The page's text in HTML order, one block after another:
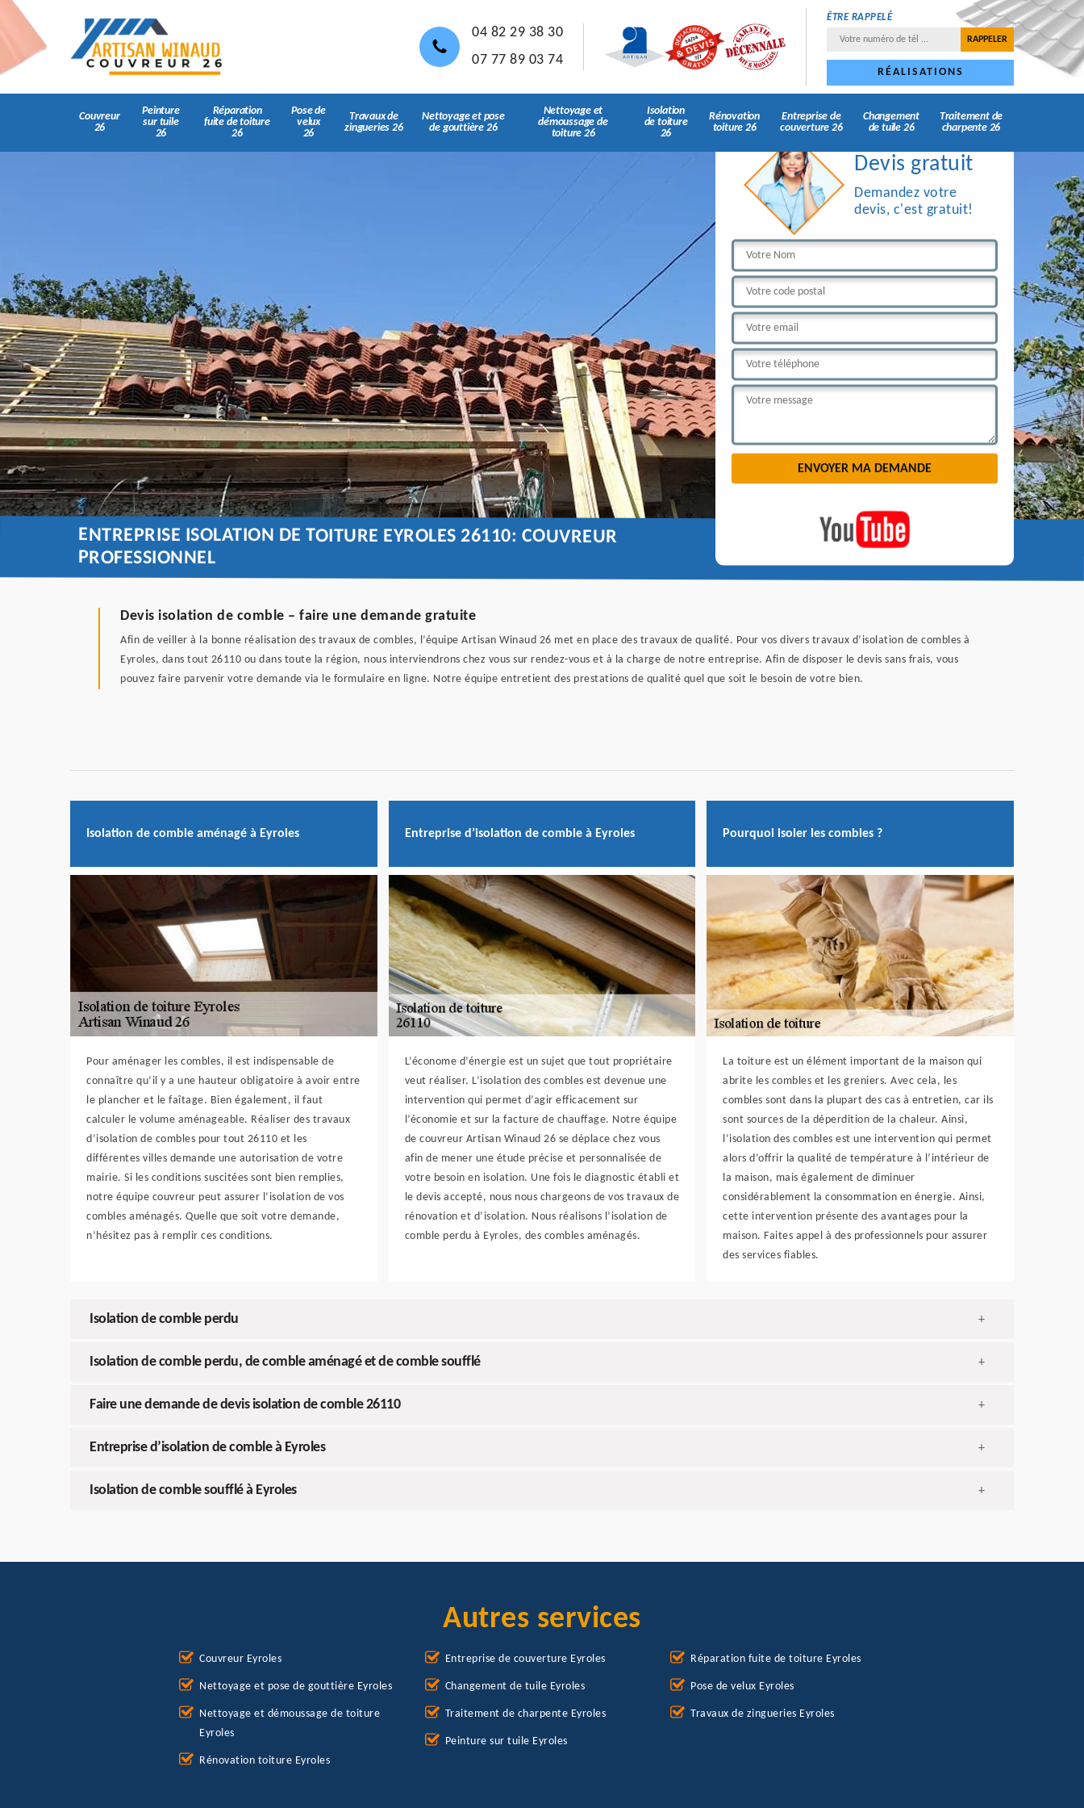
04 82 29 38 30
07 77 89 03 74
ÊTRE RAPPELÉ
RÉALISATIONS
Couvreur
26
Peinture
sur tuile
26
Réparation
fuite de toiture
26
Pose de
velux
26
Travaux de
zingueries 26
Nettoyage et pose
de gouttière 26
Nettoyage et
démoussage de
toiture 26
Isolation
de toiture
26
Rénovation
toiture 26
Entreprise de
couverture 26
Changement
de tuile 26
Traitement de
charpente 26
Devis gratuit
Demandez votre
devis, c'est gratuit!
ENTREPRISE ISOLATION DE TOITURE EYROLES 26110: COUVREUR
PROFESSIONNEL
Devis isolation de comble – faire une demande gratuite
Afin de veiller à la bonne réalisation des travaux de combles, l’équipe Artisan Winaud 26 met en place des travaux de qualité. Pour vos divers travaux d’isolation de combles à
Eyroles, dans tout 26110 ou dans toute la région, nous interviendrons chez vous sur rendez-vous et à la charge de notre entreprise. Afin de disposer le devis sans frais, vous
pouvez faire parvenir votre demande via le formulaire en ligne. Notre équipe entretient des prestations de qualité quel que soit le besoin de votre bien.
Isolation de comble aménagé à Eyroles
Pour aménager les combles, il est indispensable de
connaître qu’il y a une hauteur obligatoire à avoir entre
le plancher et le faîtage. Bien également, il faut
calculer le volume aménageable. Réaliser des travaux
d’isolation de combles pour tout 26110 et les
différentes villes demande une autorisation de votre
mairie. Si les conditions suscitées sont bien remplies,
notre équipe couvreur peut assurer l’isolation de vos
combles aménagés. Quelle que soit votre demande,
n’hésitez pas à remplir ces conditions.
Entreprise d’isolation de comble à Eyroles
L’économe d’énergie est un sujet que tout propriétaire
veut réaliser. L’isolation des combles est devenue une
intervention qui permet d’agir efficacement sur
l’économie et sur la facture de chauffage. Notre équipe
de couvreur Artisan Winaud 26 se déplace chez vous
afin de mener une étude précise et personnalisée de
votre besoin en isolation. Une fois le diagnostic établi et
le devis accepté, nous nous chargeons de vos travaux de
rénovation et d’isolation. Nous réalisons l’isolation de
comble perdu à Eyroles, des combles aménagés.
Pourquoi isoler les combles ?
La toiture est un élément important de la maison qui
abrite les combles et les greniers. Avec cela, les
combles sont dans la plupart des cas à entretien, car ils
sont sources de la déperdition de la chaleur. Ainsi,
l’isolation des combles est une intervention qui permet
alors d’offrir la qualité de température à l’intérieur de
la maison, mais également de diminuer
considérablement la consommation en énergie. Ainsi,
cette intervention présente des avantages pour la
maison. Faites appel à des professionnels pour assurer
des services fiables.
Isolation de comble perdu +
Isolation de comble perdu, de comble aménagé et de comble soufflé +
Faire une demande de devis isolation de comble 26110 +
Entreprise d’isolation de comble à Eyroles +
Isolation de comble soufflé à Eyroles +
Autres services
Couvreur Eyroles
Nettoyage et pose de gouttière Eyroles
Nettoyage et démoussage de toiture
Eyroles
Rénovation toiture Eyroles
Entreprise de couverture Eyroles
Changement de tuile Eyroles
Traitement de charpente Eyroles
Peinture sur tuile Eyroles
Réparation fuite de toiture Eyroles
Pose de velux Eyroles
Travaux de zingueries Eyroles